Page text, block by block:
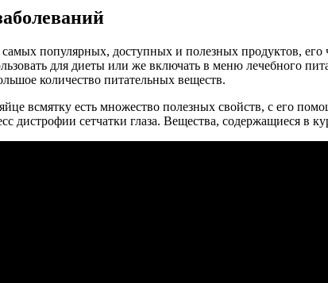
популярных, доступных и полезных продуктов,
для диеты или же включать в меню лечебного
количество питательных веществ.
всмятку есть множество полезных свойств, с его
дистрофии сетчатки глаза. Вещества, содержащиеся в